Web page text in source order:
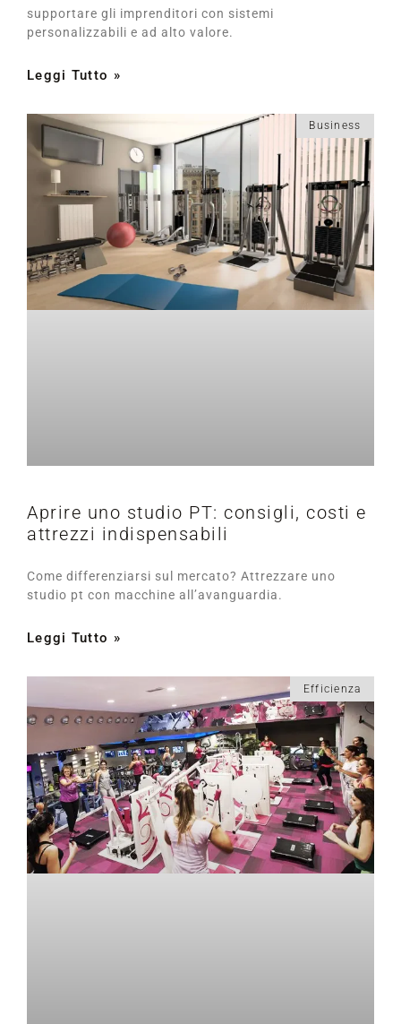
supportare gli imprenditori con sistemi
personalizzabili e ad alto valore.
Leggi Tutto »
Business
Aprire uno studio PT: consigli, costi e
attrezzi indispensabili
Come differenziarsi sul mercato? Attrezzare uno
studio pt con macchine all’avanguardia.
Leggi Tutto »
Efficienza